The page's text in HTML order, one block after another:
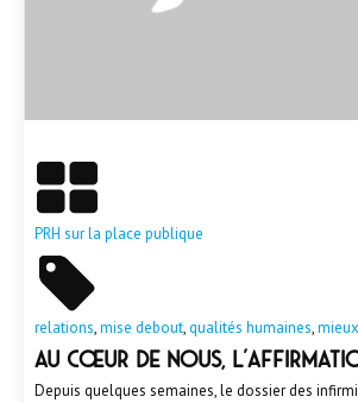
PRH sur la place publique
relations,mise debout,qualités humaines,
Au cœur de nous,
Depuis quelques semaines, le dossier des